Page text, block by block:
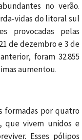
no verão.
vidas do litoral sul
provocadas pelas
de dezembro e 3 de
foram 32.855
aumentou.
formadas por quatro
que vivem unidos e
Esses pólipos